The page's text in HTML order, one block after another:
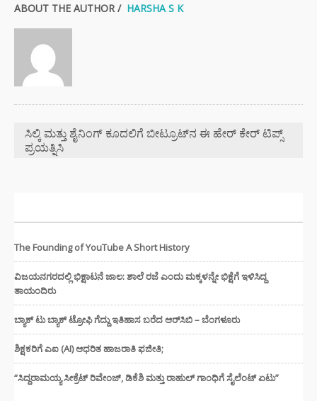
ABOUT THE AUTHOR / HARSHA S K
ಸಿಲ್ಕಿ ಮತ್ತು ಶೈನಿಂಗ್ ಕೂದಲಿಗೆ ಬೀಟ್ರೂಟ್‌ನ ಈ ಹೇರ್ ಕೇರ್ ಟಿಪ್ಸ್
ಪ್ರಯತ್ನಿಸಿ
The Founding of YouTube A Short History
ವಿಜಯನಗರದಲ್ಲಿ ಭಿಕ್ಷಾಟನೆ ಜಾಲ: ಶಾಲೆ ರಜೆ ಎಂದು ಮಕ್ಕಳನ್ನೇ ಭಿಕ್ಷೆಗೆ ಇಳಿಸಿದ್ದ
ತಾಯಂದಿರು
ಬ್ಯಾಕ್ ಟು ಬ್ಯಾಕ್ ಟ್ರೋಫಿ ಗೆದ್ದು ಇತಿಹಾಸ ಬರೆದ ಆರ್‌ಸಿಬಿ – ಬೆಂಗಳೂರು
ಶಿಕ್ಷಕರಿಗೆ ಎಐ (AI) ಆಧರಿತ ಹಾಜರಾತಿ ಫಜೀತಿ;
“ಸಿದ್ದರಾಮಯ್ಯ ಸೀಕ್ರೆಟ್ ರಿವೇಂಜ್‌, ಡಿಕೆಶಿ ಮತ್ತು ರಾಹುಲ್‌ ಗಾಂಧಿಗೆ ಸೈಲೆಂಟ್ ಏಟು”